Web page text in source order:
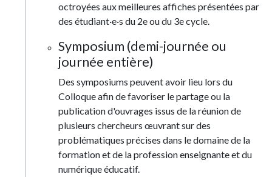
octroyées aux meilleures affiches présentées par
des étudiant·e·s du 2e ou du 3e cycle.
Symposium (demi-journée ou
journée entière)
Des symposiums peuvent avoir lieu lors du
Colloque afin de favoriser le partage ou la
publication d'ouvrages issus de la réunion de
plusieurs chercheurs œuvrant sur des
problématiques précises dans le domaine de la
formation et de la profession enseignante et du
numérique éducatif.